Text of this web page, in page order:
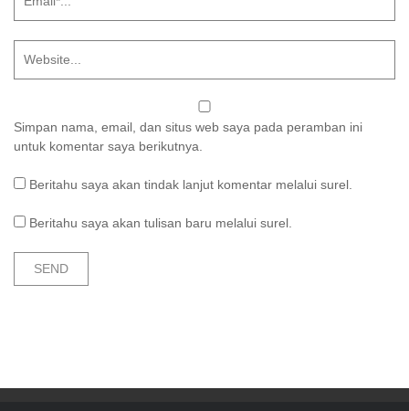
Simpan nama, email, dan situs web saya pada peramban ini
untuk komentar saya berikutnya.
Beritahu saya akan tindak lanjut komentar melalui surel.
Beritahu saya akan tulisan baru melalui surel.